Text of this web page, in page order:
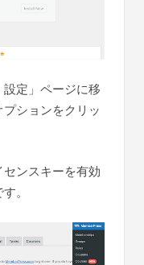
定」ページに移
ションをクリッ
ンスキーを有効
。